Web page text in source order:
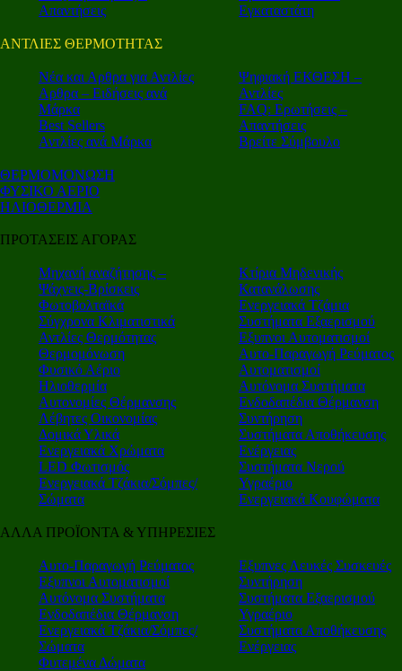
Απαντήσεις
Εγκαταστάτη
ΑΝΤΛΙΕΣ ΘΕΡΜΟΤΗΤΑΣ
Nέα και Αρθρα για Αντλίες
Αρθρα – Ειδήσεις ανά
Μάρκα
Best Sellers
Αντλίες ανά Μάρκα
Ψηφιακή ΕΚΘΕΣΗ –
Αντλίες
FAQ: Ερωτήσεις –
Απαντήσεις
Βρείτε Σύμβουλο
ΘΕΡΜΟΜΟΝΩΣΗ
ΦΥΣΙΚΟ ΑΕΡΙΟ
ΗΛΙΟΘΕΡΜΙΑ
ΠΡΟΤΑΣΕΙΣ ΑΓΟΡΑΣ
Μηχανή αναζήτησης –
Ψάχνεις-Βρίσκεις
Φωτοβολταϊκά
Σύγχρονα Κλιματιστικά
Αντλίες Θερμότητας
Θερμομόνωση
Φυσικό Αέριο
Ηλιοθερμία
Αυτονομίες Θέρμανσης
Λέβητες Οικονομίας
Δομικά Υλικά
Ενεργειακά Χρώματα
LED Φωτισμός
Ενεργειακά Τζάκια/Σόμπες/
Σώματα
Κτίρια Μηδενικής
Κατανάλωσης
Ενεργειακά Τζάμια
Συστήματα Εξαερισμού
Εξυπνοι Αυτοματισμοί
Αυτο-Παραγωγή Ρεύματος
Αυτοματισμοί
Αυτόνομα Συστήματα
Ενδοδαπέδια Θέρμανση
Συντήρηση
Συστήματα Αποθήκευσης
Ενέργειας
Συστήματα Νερού
Υγραέριο
Ενεργειακά Κουφώματα
ΑΛΛΑ ΠΡΟΪΟΝΤΑ & ΥΠΗΡΕΣΙΕΣ
Αυτο-Παραγωγή Ρεύματος
Εξυπνοι Αυτοματισμοί
Αυτόνομα Συστήματα
Ενδοδαπέδια Θέρμανση
Ενεργειακά Τζάκια/Σόμπες/
Σώματα
Φυτεμένα Δώματα
Εξυπνες Λευκές Συσκευές
Συντήρηση
Συστήματα Εξαερισμού
Υγραέριο
Συστήματα Αποθήκευσης
Ενέργειας